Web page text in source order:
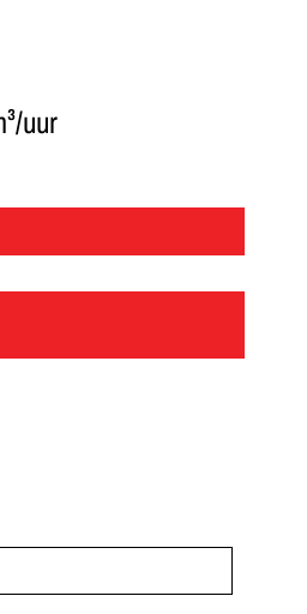
uur